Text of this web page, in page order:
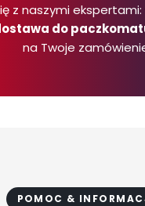
z naszymi ekspertami:
do
na Twoje
POMOC &